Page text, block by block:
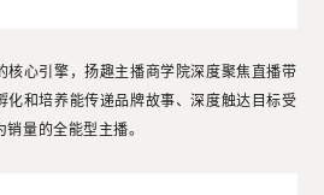
核心引擎，扬趣主播商学院深度聚焦直播带
化和培养能传递品牌故事、深度触达目标受
量的全能型主播。